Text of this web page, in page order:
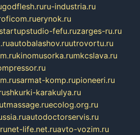
godflesh.ruru-industria.ru
erynok.ru
startupstudio-fefu.ruzarges-ru.ru
autobalashov.ruutrovortu.ru
kinomusorka.rumkcslava.ru
sarmat-komp.rupioneeri.ru
shkurki-karakulya.ru
ecolog.org.ru
autodoctorservis.ru
net-life.net.ruavto-vozim.ru